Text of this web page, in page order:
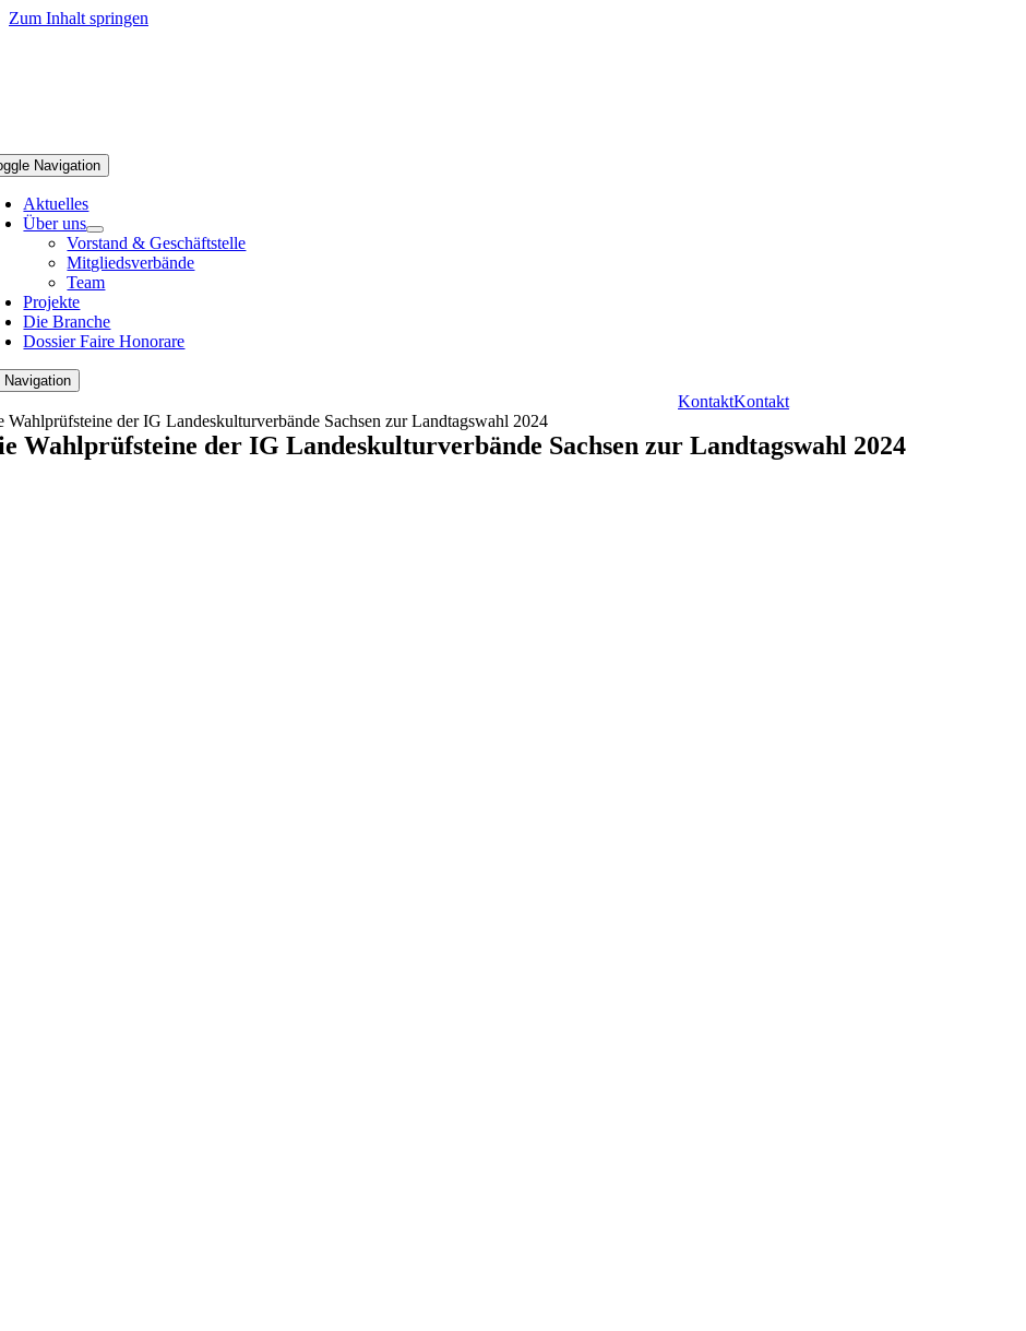
Zum Inhalt springen
Navigation
Aktuelles
Über uns
Vorstand & Geschäftstelle
Mitgliedsverbände
Team
Projekte
Die Branche
Dossier Faire Honorare
Navigation
KontaktKontakt
Wahlprüfsteine der IG Landeskulturverbände Sachsen zur Landtagswahl 2024
Wahlprüfsteine der IG Landeskulturverbände Sachsen zur Landtagswahl 2024